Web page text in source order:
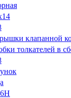
клапанной
толкателей в